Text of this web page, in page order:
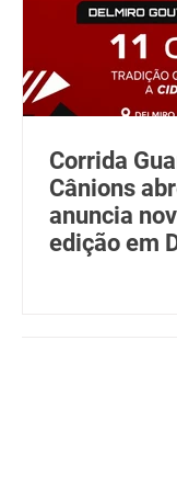
Corrida
Cânions
anuncia
edição em